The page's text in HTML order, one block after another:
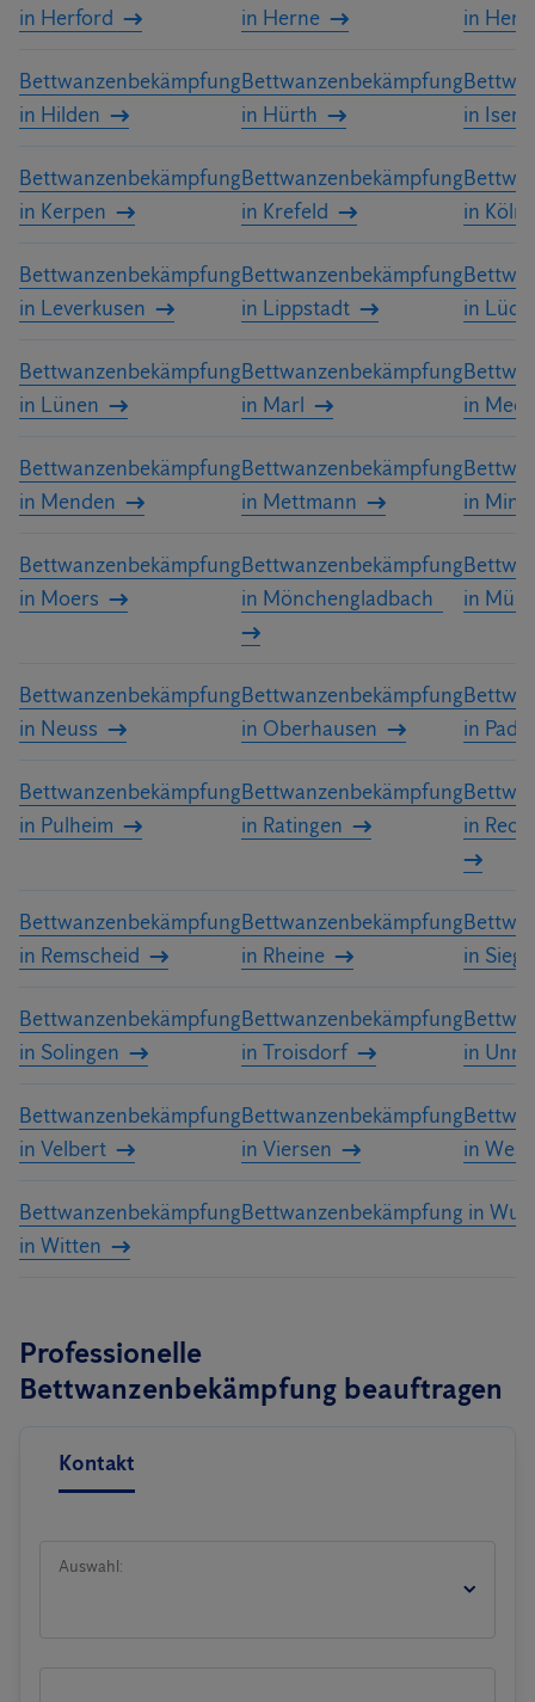
in Herford
in Herne
in
Bettwanzenbekämpfung
in Hilden
Bettwanzenbekämpfung
in Hürth
in
Bettwanzenbekämpfung
in Kerpen
Bettwanzenbekämpfung
in Krefeld
in Köln
Bettwanzenbekämpfung
in Leverkusen
Bettwanzenbekämpfung
in Lippstadt
in
Bettwanzenbekämpfung
in Lünen
Bettwanzenbekämpfung
in Marl
in
Bettwanzenbekämpfung
in Menden
Bettwanzenbekämpfung
in Mettmann
in
Bettwanzenbekämpfung
in Moers
Bettwanzenbekämpfung
in Mönchengladbach
in
Bettwanzenbekämpfung
in Neuss
Bettwanzenbekämpfung
in Oberhausen
in
Bettwanzenbekämpfung
in Pulheim
Bettwanzenbekämpfung
in Ratingen
in
Bettwanzenbekämpfung
in Remscheid
Bettwanzenbekämpfung
in Rheine
in
Bettwanzenbekämpfung
in Solingen
Bettwanzenbekämpfung
in Troisdorf
in Unna
Bettwanzenbekämpfung
in Velbert
Bettwanzenbekämpfung
in Viersen
in
Bettwanzenbekämpfung
in Witten
Bettwanzenbekämpfung in
Professionelle
Bettwanzenbekämpfung beauftragen
Kontakt
Auswahl: